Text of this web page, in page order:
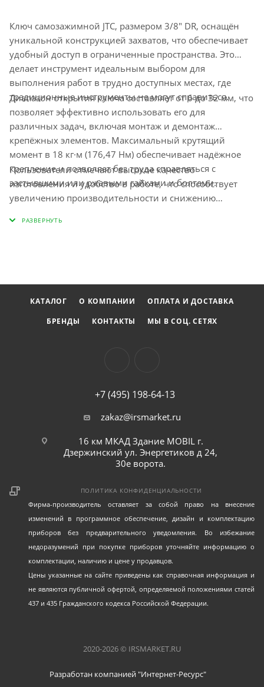
Ключ самозажимной JTC, размером 3/8" DR, оснащён
уникальной конструкцией захватов, что обеспечивает
удобный доступ в ограниченные пространства. Это
делает инструмент идеальным выбором для
выполнения работ в трудно доступных местах, где
традиционные инструменты не могут справиться.
Диапазон открытия ключа составляет от 6 до 32 мм, что
позволяет эффективно использовать его для
различных задач, включая монтаж и демонтаж
крепёжных элементов. Максимальный крутящий
момент в 18 кг·м (176,47 Нм) обеспечивает надёжное
крепление и позволяет без труда справляться с
застывшими или ржавыми гайками и болтами.
Пользователи отмечают высокое качество
изготовления и удобство в работе, что способствует
увеличению производительности и снижению
это инструмент, который находит своё применение как
КАТАЛОГ О КОМПАНИИ
ОПЛАТА И ДОСТАВКА
БРЕНДЫ
КОНТАКТЫ МЫ В СОЦ. СЕТЯХ
+7 (495) 198-64-13
zakaz@irsmarket.ru
16 км МКАД Здание MOBIL г.
Дзержинский ул. Энергетиков д 24,
30е ворота.
ПОЛИТИКА КОНФИДЕНЦИАЛЬНОСТИ
Фирма-производитель оставляет за собой право на внесение
изменений в программное обеспечение, дизайн и комплектацию
приборов без предварительного уведомления. Во избежание
недоразумений при покупке приборов уточняйте информацию о
комплектации, наличию и цене у продавцов.
Цены указанные на сайте приведены как справочная информация и
не являются публичной офертой, определяемой положениями статей
437 и 435 Гражданского кодекса Российской Федерации.
2020-2026 © IRSMARKET.RU
Разработан компанией "Интернет-Ресурс"